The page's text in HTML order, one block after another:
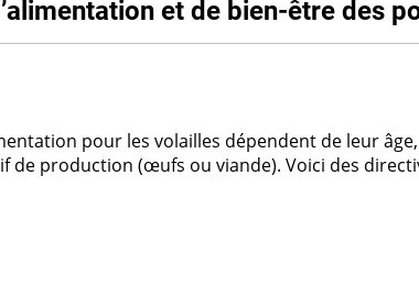
et de bien-être des
pour les volailles dépendent de leur
de production (œufs ou viande). Voici des